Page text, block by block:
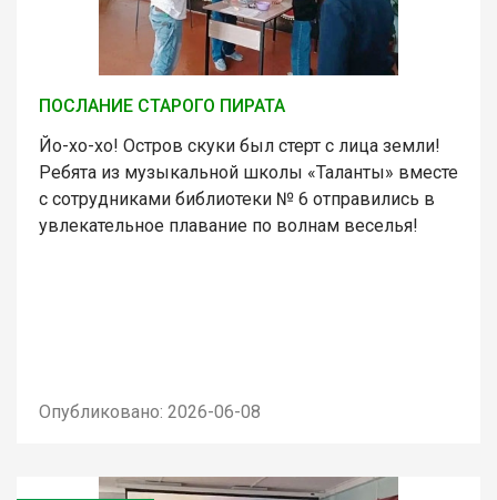
ПОСЛАНИЕ СТАРОГО ПИРАТА
Йо-хо-хо! Остров скуки был стерт с лица земли!
Ребята из музыкальной школы «Таланты» вместе
с сотрудниками библиотеки № 6 отправились в
увлекательное плавание по волнам веселья!
Опубликовано: 2026-06-08